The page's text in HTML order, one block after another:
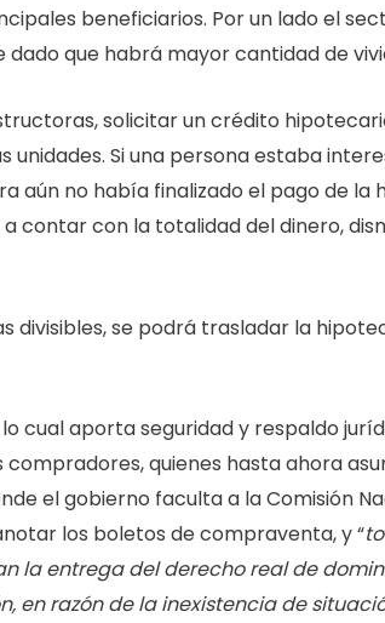
beneficiarios. Por un lado el
que habrá mayor cantidad de
solicitar un crédito
unidades. Si una persona estaba
aún no había finalizado el pago de la
contar con la totalidad del dinero,
divisibles, se podrá trasladar la
cual aporta seguridad y respaldo
quienes hasta ahora
el gobierno faculta a la Comisión
los boletos de compraventa, y “
la entrega del derecho real de
en razón de la inexistencia de